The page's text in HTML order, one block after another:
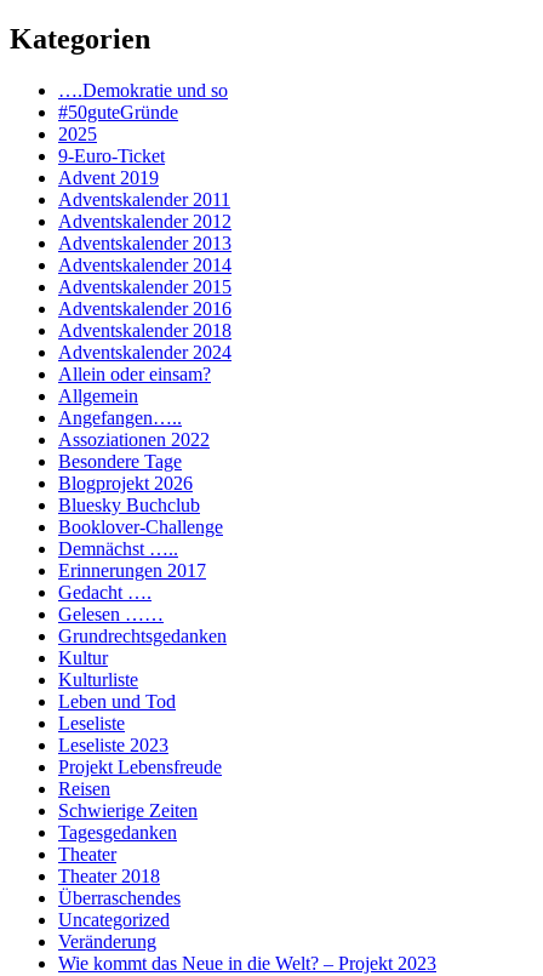
Kategorien
….Demokratie und so
#50guteGründe
2025
9-Euro-Ticket
Advent 2019
Adventskalender 2011
Adventskalender 2012
Adventskalender 2013
Adventskalender 2014
Adventskalender 2015
Adventskalender 2016
Adventskalender 2018
Adventskalender 2024
Allein oder einsam?
Allgemein
Angefangen…..
Assoziationen 2022
Besondere Tage
Blogprojekt 2026
Bluesky Buchclub
Booklover-Challenge
Demnächst …..
Erinnerungen 2017
Gedacht ….
Gelesen ……
Grundrechtsgedanken
Kultur
Kulturliste
Leben und Tod
Leseliste
Leseliste 2023
Projekt Lebensfreude
Reisen
Schwierige Zeiten
Tagesgedanken
Theater
Theater 2018
Überraschendes
Uncategorized
Veränderung
Wie kommt das Neue in die Welt? – Projekt 2023